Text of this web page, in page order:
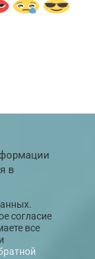
в
согласие
все